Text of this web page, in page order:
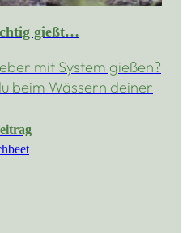
gießt…
mit System gießen?
beim Wässern deiner